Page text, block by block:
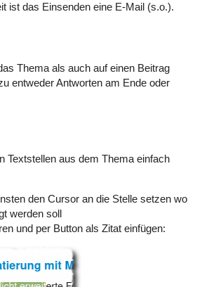
ist das Einsenden eine E-Mail (s.o.).
Thema als auch auf einen Beitrag
entweder Antworten am Ende oder
Textstellen aus dem Thema einfach
den Cursor an die Stelle setzen wo
werden soll
und per Button als Zitat einfügen: